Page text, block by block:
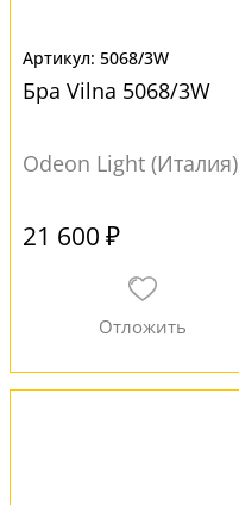
5068/3W
Бра Vilna 5068/3W
Odeon Light (Италия)
21 600 ₽